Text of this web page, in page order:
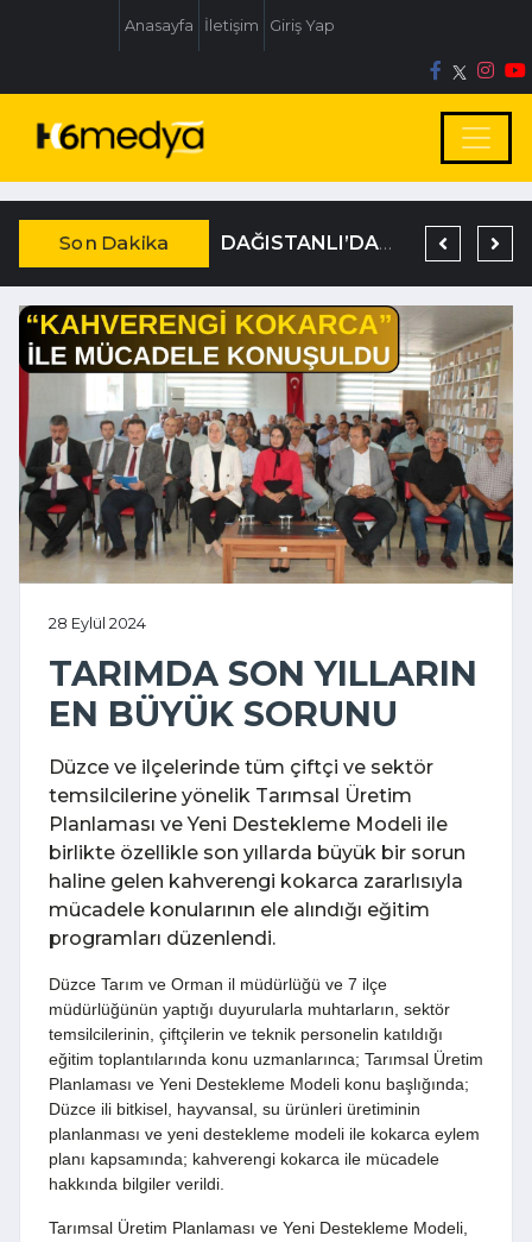
07.08.2026 02:54:37 Anasayfa İletişim Giriş Yap
Son Dakika DAĞISTANLI’DAN, ÖZLÜ’NÜN OTOGAR KARARINA SERT TEPKİ
28 Eylül 2024
TARIMDA SON YILLARIN
EN BÜYÜK SORUNU
Düzce ve ilçelerinde tüm çiftçi ve sektör
temsilcilerine yönelik Tarımsal Üretim
Planlaması ve Yeni Destekleme Modeli ile
birlikte özellikle son yıllarda büyük bir sorun
haline gelen kahverengi kokarca zararlısıyla
mücadele konularının ele alındığı eğitim
programları düzenlendi.
Düzce Tarım ve Orman il müdürlüğü ve 7 ilçe
müdürlüğünün yaptığı duyurularla muhtarların, sektör
temsilcilerinin, çiftçilerin ve teknik personelin katıldığı
eğitim toplantılarında konu uzmanlarınca; Tarımsal Üretim
Planlaması ve Yeni Destekleme Modeli konu başlığında;
Düzce ili bitkisel, hayvansal, su ürünleri üretiminin
planlanması ve yeni destekleme modeli ile kokarca eylem
planı kapsamında; kahverengi kokarca ile mücadele
hakkında bilgiler verildi.
Tarımsal Üretim Planlaması ve Yeni Destekleme Modeli,